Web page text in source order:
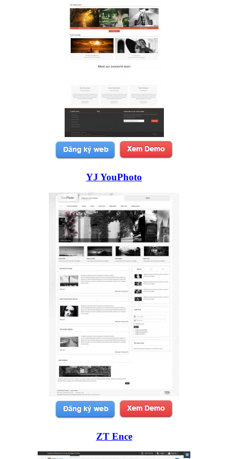
YJ YouPhoto
ZT Ence